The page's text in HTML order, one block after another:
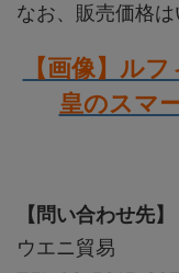
なお、販売価格は
【画像】ル
皇のスマ
【問い合わせ先】
ウエニ貿易